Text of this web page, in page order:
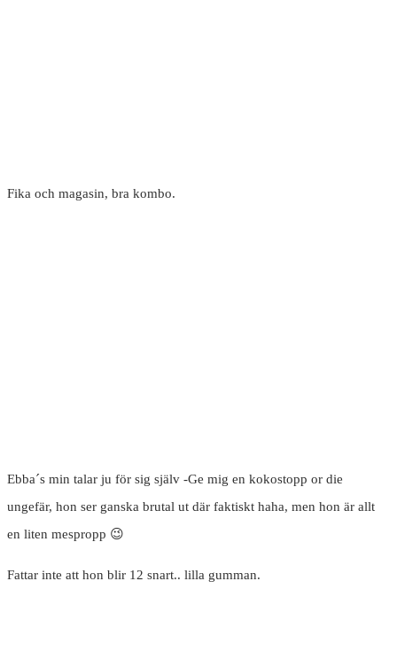
Fika och magasin, bra kombo.
Ebba´s min talar ju för sig själv -Ge mig en kokostopp or die
ungefär, hon ser ganska brutal ut där faktiskt haha, men hon är allt
en liten mespropp 😉
Fattar inte att hon blir 12 snart.. lilla gumman.